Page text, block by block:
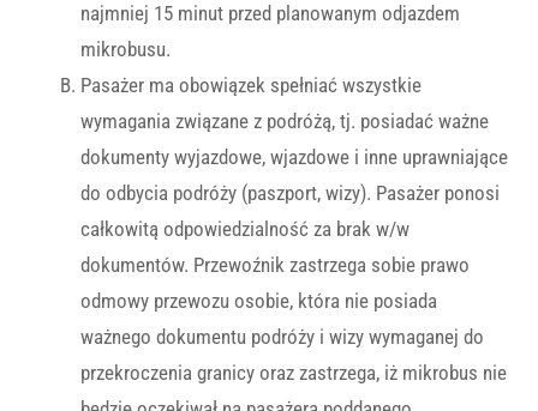
najmniej 15 minut przed planowanym odjazdem
mikrobusu.
Pasażer ma obowiązek spełniać wszystkie
wymagania związane z podróżą, tj. posiadać ważne
dokumenty wyjazdowe, wjazdowe i inne uprawniające
do odbycia podróży (paszport, wizy). Pasażer ponosi
całkowitą odpowiedzialność za brak w/w
dokumentów. Przewoźnik zastrzega sobie prawo
odmowy przewozu osobie, która nie posiada
ważnego dokumentu podróży i wizy wymaganej do
przekroczenia granicy oraz zastrzega, iż mikrobus nie